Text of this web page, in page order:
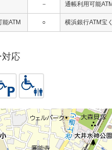
－ 通帳利用可能ATM
ATM ○ 横浜銀行ATM宝
対応